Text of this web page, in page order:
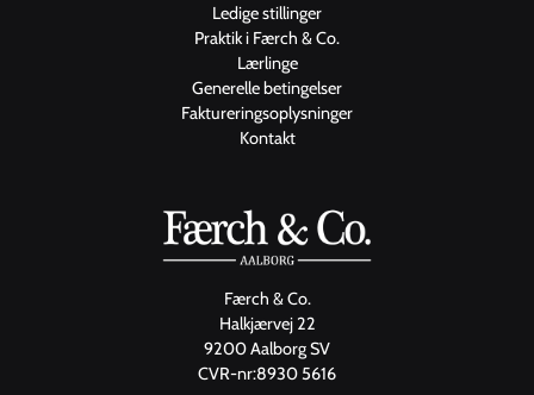
Ledige stillinger
Praktik i Færch & Co.
Lærlinge
Generelle betingelser
Faktureringsoplysninger
Kontakt
Færch & Co.
Halkjærvej 22
9200 Aalborg SV
CVR-nr:8930 5616